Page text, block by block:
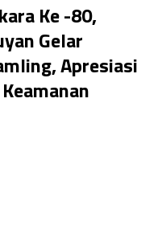
Ke -80,
Gelar
Apresiasi